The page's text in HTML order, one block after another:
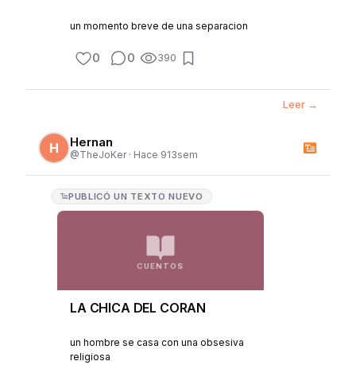
un momento breve de una separacion
0 0 390
Leer →
H Hernan
@TheJoKer· Hace 913sem
PUBLICÓUN TEXTO NUEVO
CUENTOS
LA CHICA DEL CORAN
un hombre se casa con una obsesiva
religiosa